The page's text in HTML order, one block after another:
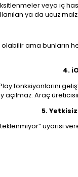
veya iç
ya da ucuz
ama bunların
4.
fonksiyonlarını
açılmaz. Araç
5.
uyarısı